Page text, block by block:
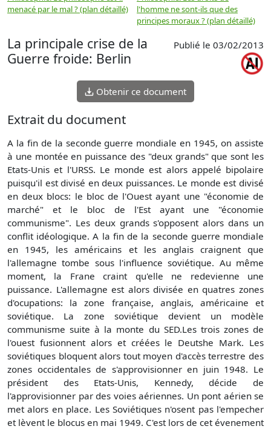
menacé par le mal ? (plan détaillé)
l'homme ne sont-ils que des
principes moraux ? (plan détaillé)
La principale crise de la
Guerre froide: Berlin
Publié le 03/02/2013
Obtenir ce document
Extrait du document
A la fin de la seconde guerre mondiale en 1945, on assiste
à une montée en puissance des "deux grands" que sont les
Etats-Unis et l'URSS. Le monde est alors appelé bipolaire
puisqu'il est divisé en deux puissances. Le monde est divisé
en deux blocs: le bloc de l'Ouest ayant une "économie de
marché" et le bloc de l'Est ayant une "économie
communisme". Les deux grands s'opposent alors dans un
conflit idéologique. A la fin de la seconde guerre mondiale
en 1945, les américains et les anglais craignent que
l'allemagne tombe sous l'influence soviétique. Au même
moment, la Frane craint qu'elle ne redevienne une
puissance. L'allemagne est alors divisée en quatres zones
d'ocupations: la zone française, anglais, américaine et
soviétique. La zone soviétique devient un modèle
communisme suite à la monte du SED.Les trois zones de
l'ouest fusionnent alors et créées le Deutshe Mark. Les
soviétiques bloquent alors tout moyen d'accès terrestre des
zones occidentales de s'approvisionner en juin 1948. Le
président des Etats-Unis, Kennedy, décide de
l'approvisionner par des voies aériennes. Un pont aérien se
met alors en place. Les Soviétiques n'osent pas l'empecher
et lèvent le blocus en mai 1949. C'est lors de cet évenement